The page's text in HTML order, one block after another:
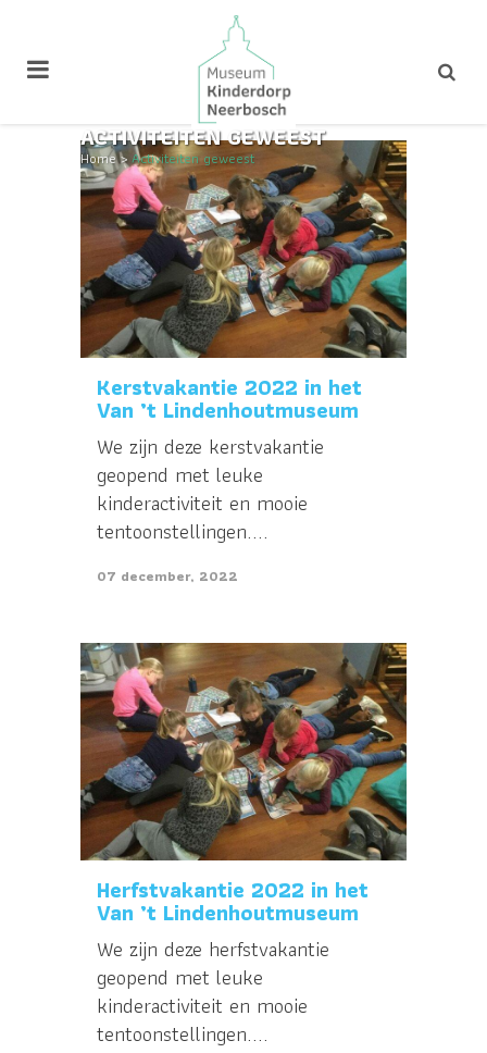
ACTIVITEITEN GEWEEST
Home> Activiteiten geweest
Kerstvakantie 2022 in het
Van ’t Lindenhoutmuseum
We zijn deze kerstvakantie
geopend met leuke
kinderactiviteit en mooie
tentoonstellingen....
07 december, 2022
Herfstvakantie 2022 in het
Van ’t Lindenhoutmuseum
We zijn deze herfstvakantie
geopend met leuke
kinderactiviteit en mooie
tentoonstellingen....